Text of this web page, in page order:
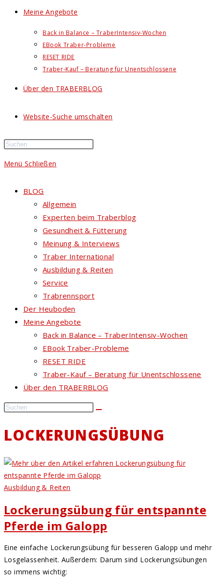
Meine Angebote
Back in Balance – TraberIntensiv-Wochen
EBook Traber-Probleme
RESET RIDE
Traber-Kauf – Beratung für Unentschlossene
Über den TRABERBLOG
Website-Suche umschalten
Menü Schließen
BLOG
Allgemein
Experten beim Traberblog
Gesundheit & Fütterung
Meinung & Interviews
Traber International
Ausbildung & Reiten
Service
Trabrennsport
Der Heuboden
Meine Angebote
Back in Balance – TraberIntensiv-Wochen
EBook Traber-Probleme
RESET RIDE
Traber-Kauf – Beratung für Unentschlossene
Über den TRABERBLOG
LOCKERUNGSÜBUNG
Ausbildung & Reiten
Lockerungsübung für entspannte
Pferde im Galopp
Eine einfache Lockerungsübung für besseren Galopp und mehr
Losgelassenheit. Außerdem: Darum sind Lockerungsübungen
so immens wichtig: